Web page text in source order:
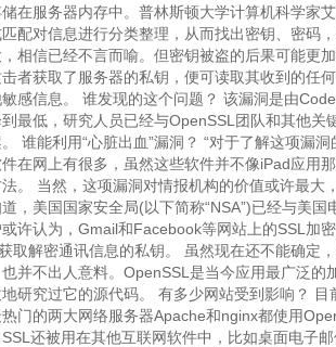
在服务器内存中。普林斯顿大学计算机科学家
配对信息进行分类整理，从而找出密钥、密码
相信已经不言而喻。但密钥被盗的后果可能更
者获取了服务器的私钥，便可读取其收到的任
感信息。 谁发现的这个问题？ 该漏洞是由
最低，研究人员已经与OpenSSL团队和其他关
谁能利用“心脏出血”漏洞？ “对于了解这项漏
在网上有很多，虽然这些软件并不像iPad应用
。 当然，这项漏洞对情报机构的价值或许最大
，美国国家安全局(以下简称“NSA”)已经与美
许认为，Gmail和Facebook等网站上的SSL加
取解密通讯信息的私钥。 虽然现在还不能确定
并不出人意料。OpenSSL是当今应用最广泛的
研究过它的源代码。 有多少网站受到影响？
门的两大网络服务器Apache和nginx都使用
还被用在其他互联网软件中，比如桌面电子